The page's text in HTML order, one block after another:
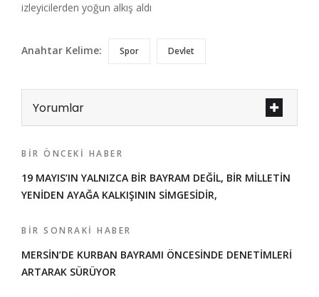
izleyicilerden yoğun alkış aldı
Anahtar Kelime: Spor Devlet
Yorumlar
BIR ÖNCEKI HABER
19 MAYIS’IN YALNIZCA BİR BAYRAM DEĞİL, BİR MİLLETİN
YENİDEN AYAĞA KALKIŞININ SİMGESİDİR,
BIR SONRAKI HABER
MERSİN’DE KURBAN BAYRAMI ÖNCESİNDE DENETİMLERİ
ARTARAK SÜRÜYOR